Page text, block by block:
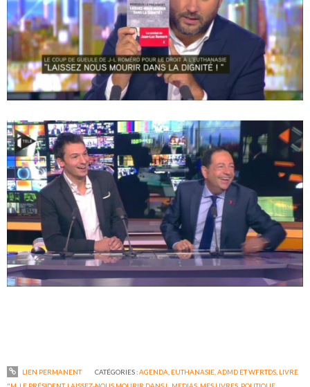
LIEN PERMANENT CATÉGORIES :AGENDA EUTHANASIE, ADMD ET WFRTDS, LIVRE